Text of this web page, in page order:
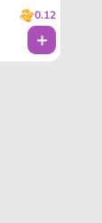
0.12